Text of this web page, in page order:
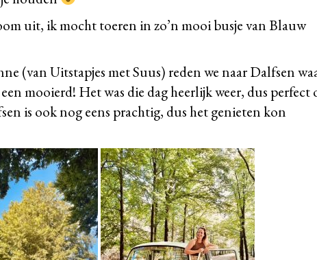
uit, ik mocht toeren in zo’n mooi busje vanBlauw
(van Uitstapjes met Suus) reden we naar Dalfsen
mooierd! Het was die dag heerlijk weer, dus perfect
is ook nog eens prachtig, dus het genieten kon